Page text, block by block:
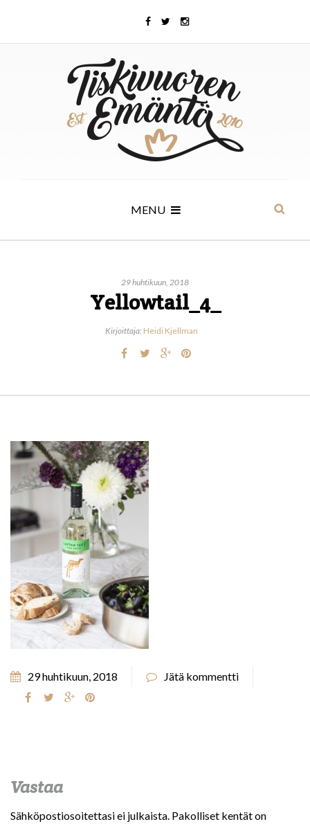
MENU
29 huhtikuun, 2018
Yellowtail_4_
Kirjoittaja: Heidi Kjellman
29 huhtikuun, 2018 Jätä kommentti
Vastaa
Sähköpostiosoitettasi ei julkaista. Pakolliset kentät on